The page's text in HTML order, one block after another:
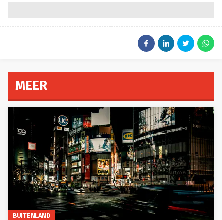
MEER
BUITENLAND